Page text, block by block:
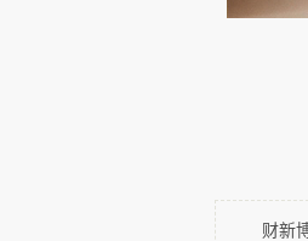
另
冬天真
财新博